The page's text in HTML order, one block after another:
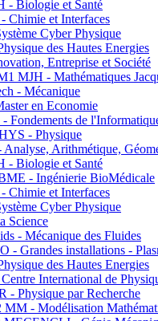
Biologie et Santé
et Interfaces
Cyber Physique
des Hautes Energies
Entreprise et Société
MJH - Mathématiques
- Mécanique
en Economie
Fondements de
- Physique
Arithmétique,
Biologie et Santé
- Ingénierie BioMédicale
et Interfaces
Cyber Physique
Science
- Mécanique des Fluides
Grandes installations -
des Hautes Energies
International de
Physique par Recherche
- Modélisation